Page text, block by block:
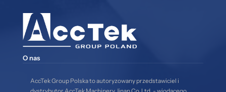
O nas
AccTek Group Polska to autoryzowany przedstawiciel i